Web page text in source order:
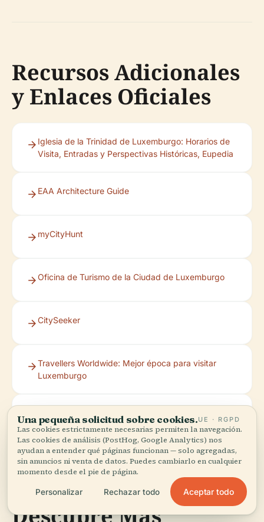
Recursos Adicionales
y Enlaces Oficiales
Iglesia de la Trinidad de Luxemburgo: Horarios de
Visita, Entradas y Perspectivas Históricas, Eupedia
EAA Architecture Guide
myCityHunt
Oficina de Turismo de la Ciudad de Luxemburgo
CitySeeker
Travellers Worldwide: Mejor época para visitar
Luxemburgo
Descubre Más
Una pequeña solicitud sobre cookies.UE · RGPD
Las cookies estrictamente necesarias permiten la navegación.
Las cookies de análisis (PostHog, Google Analytics) nos
ayudan a entender qué páginas funcionan — solo agregadas,
sin anuncios ni venta de datos. Puedes cambiarlo en cualquier
momento desde el pie de página.
Personalizar Rechazar todo Aceptar todo